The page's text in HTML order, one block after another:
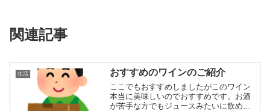
関連記事
生活 おすすめのワインのご紹介
ここでもおすすめしましたがこのワイン
本当に美味しいのでおすすめです。お酒
が苦手な方でもジュースみたいに飲めて